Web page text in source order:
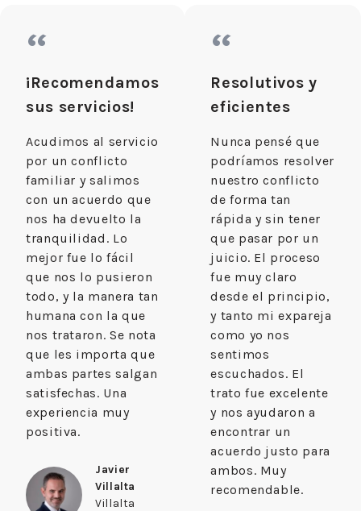
“
¡Recomendamos
sus servicios!
Acudimos al servicio
por un conflicto
familiar y salimos
con un acuerdo que
nos ha devuelto la
tranquilidad. Lo
mejor fue lo fácil
que nos lo pusieron
todo, y la manera tan
humana con la que
nos trataron. Se nota
que les importa que
ambas partes salgan
satisfechas. Una
experiencia muy
positiva.
Javier
Villalta
Villalta
“
Resolutivos y
eficientes
Nunca pensé que
podríamos resolver
nuestro conflicto
de forma tan
rápida y sin tener
que pasar por un
juicio. El proceso
fue muy claro
desde el principio,
y tanto mi expareja
como yo nos
sentimos
escuchados. El
trato fue excelente
y nos ayudaron a
encontrar un
acuerdo justo para
ambos. Muy
recomendable.